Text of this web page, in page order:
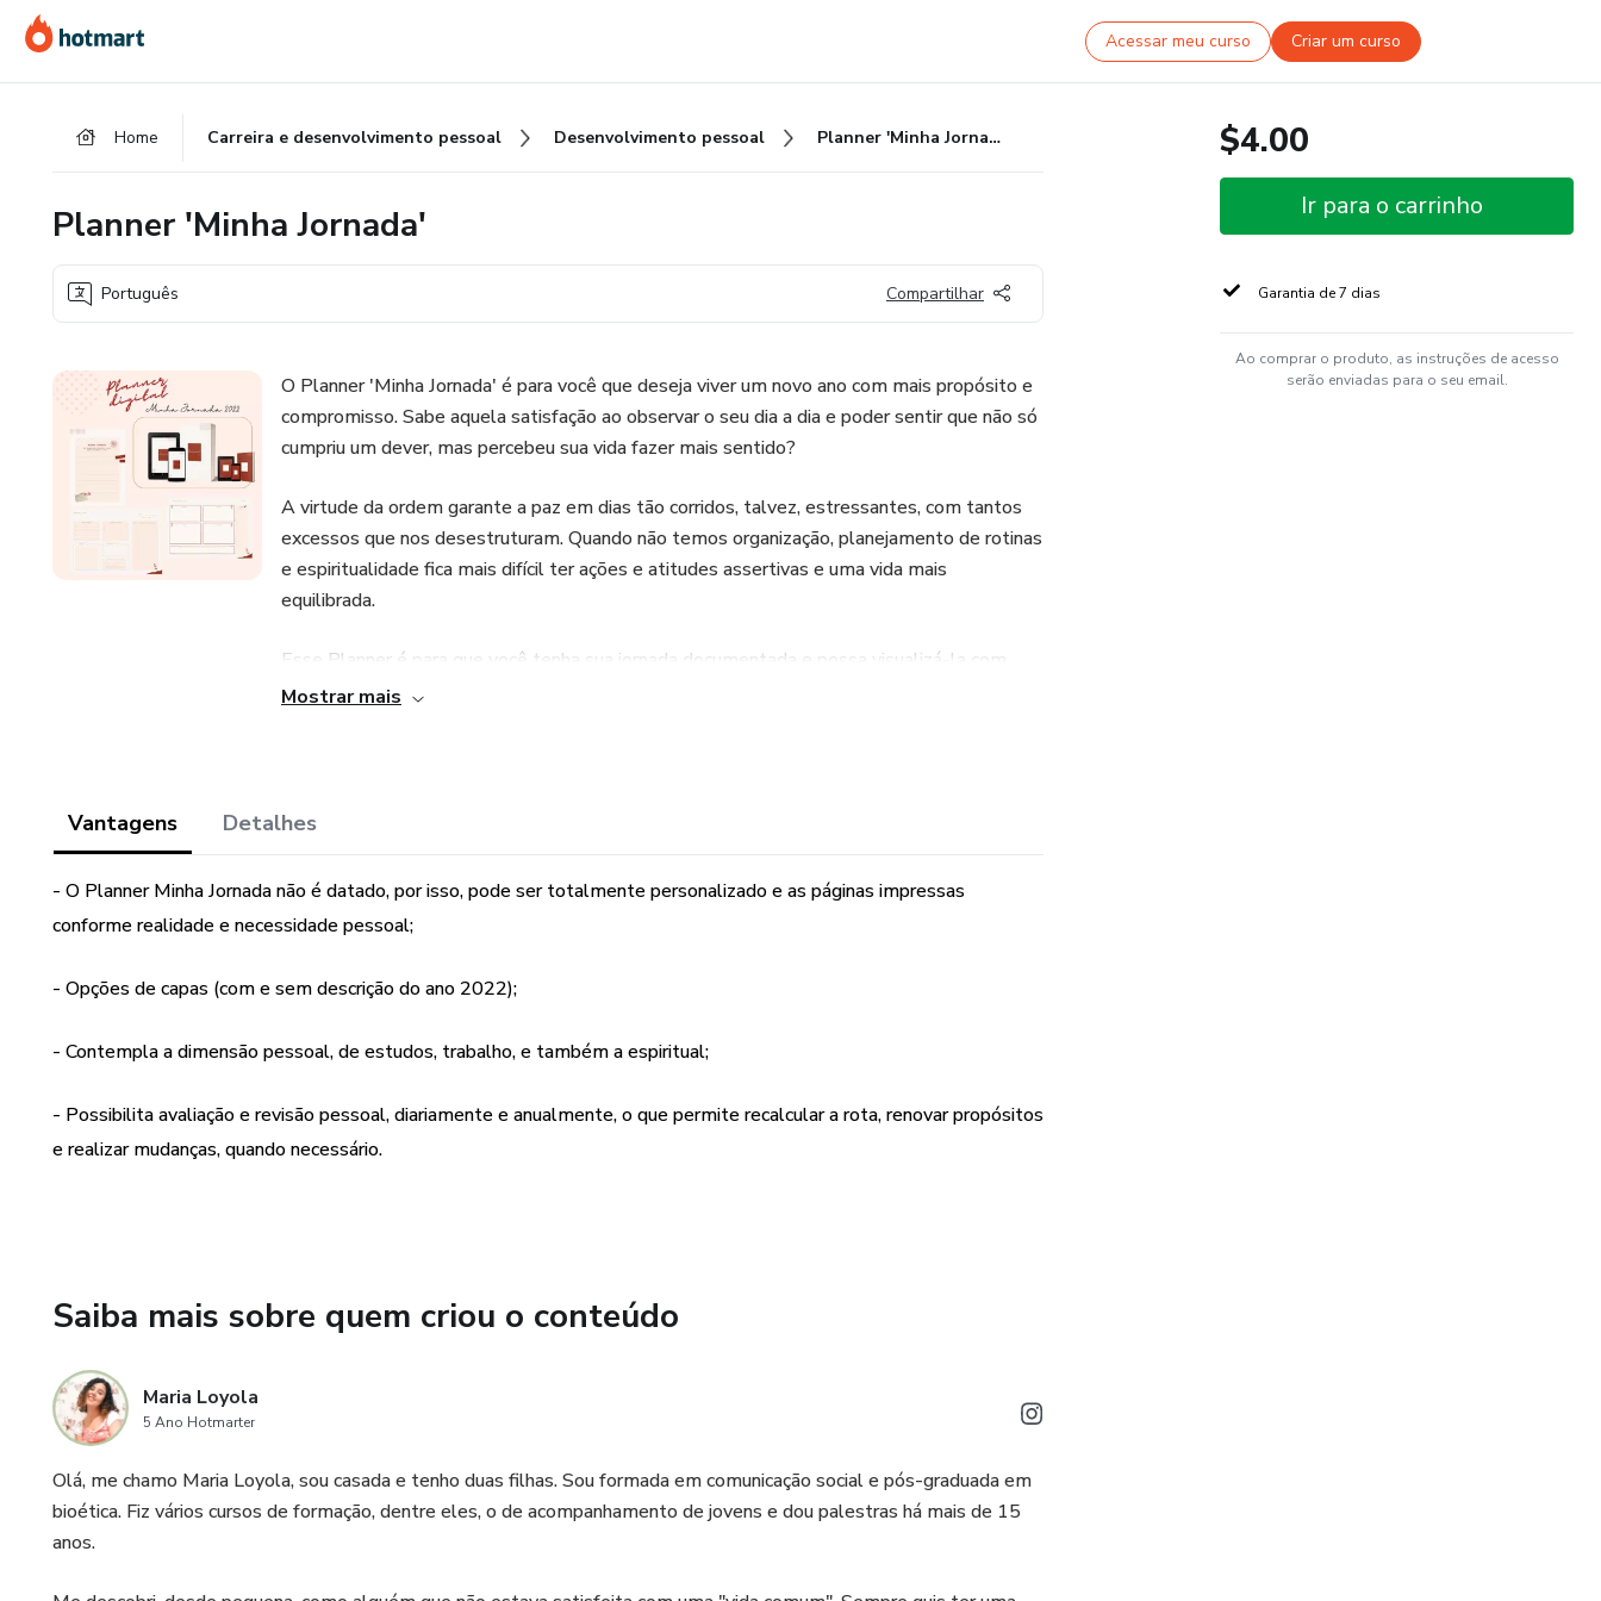
para
o
para
o
para
o
Acessar meu curso Criar um curso
Home Carreira e desenvolvimento pessoal Desenvolvimento pessoal Planner 'Minha Jornada'
Planner 'Minha Jornada'
Português Compartilhar
O Planner 'Minha Jornada' é para você que deseja viver um novo ano com mais propósito e
compromisso. Sabe aquela satisfação ao observar o seu dia a dia e poder sentir que não só
cumpriu um dever, mas percebeu sua vida fazer mais sentido?
A virtude da ordem garante a paz em dias tão corridos, talvez, estressantes, com tantos
excessos que nos desestruturam. Quando não temos organização, planejamento de rotinas
e espiritualidade fica mais difícil ter ações e atitudes assertivas e uma vida mais
equilibrada.
Esse Planner é para que você tenha sua jornada documentada e possa visualizá-la com
gratidão.
- uma ótima ferramenta de organização pessoal.
- visão horizontal.
- formato: PDF, digital
- não é datado para que possa ser totalmente personalizado
- possui 37 páginas e você pode imprimí-las como desejar e adequar cada página à sua
necessidade
- planejamento mensal, semanal e diário (com possibilidade de anotar a própria
- lista de compras
- plano de estudos
- check de hábitos
Mostrar mais
Vantagens Detalhes
- O Planner Minha Jornada não é datado, por isso, pode ser totalmente personalizado e as páginas impressas
conforme realidade e necessidade pessoal;
- Opções de capas (com e sem descrição do ano 2022);
- Contempla a dimensão pessoal, de estudos, trabalho, e também a espiritual;
- Possibilita avaliação e revisão pessoal, diariamente e anualmente, o que permite recalcular a rota, renovar propósitos
e realizar mudanças, quando necessário.
Saiba mais sobre quem criou o conteúdo
Maria Loyola
5 Ano Hotmarter
Olá, me chamo Maria Loyola, sou casada e tenho duas filhas. Sou formada em comunicação social e pós-graduada em
bioética. Fiz vários cursos de formação, dentre eles, o de acompanhamento de jovens e dou palestras há mais de 15
anos.
$4.00
Ir para o carrinho
Garantia de 7 dias
Ao comprar o produto, as instruções de acesso
serão enviadas para o seu email.